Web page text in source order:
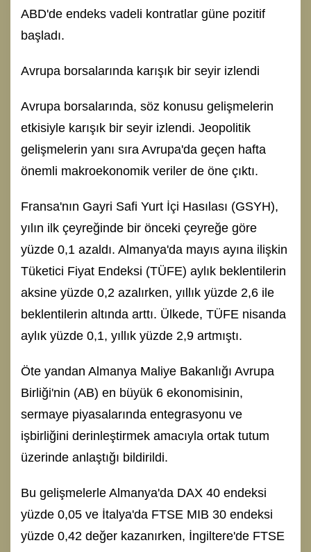
ABD'de endeks vadeli kontratlar güne pozitif
başladı.
Avrupa borsalarında karışık bir seyir izlendi
Avrupa borsalarında, söz konusu gelişmelerin
etkisiyle karışık bir seyir izlendi. Jeopolitik
gelişmelerin yanı sıra Avrupa'da geçen hafta
önemli makroekonomik veriler de öne çıktı.
Fransa'nın Gayri Safi Yurt İçi Hasılası (GSYH),
yılın ilk çeyreğinde bir önceki çeyreğe göre
yüzde 0,1 azaldı. Almanya'da mayıs ayına ilişkin
Tüketici Fiyat Endeksi (TÜFE) aylık beklentilerin
aksine yüzde 0,2 azalırken, yıllık yüzde 2,6 ile
beklentilerin altında arttı. Ülkede, TÜFE nisanda
aylık yüzde 0,1, yıllık yüzde 2,9 artmıştı.
Öte yandan Almanya Maliye Bakanlığı Avrupa
Birliği'nin (AB) en büyük 6 ekonomisinin,
sermaye piyasalarında entegrasyonu ve
işbirliğini derinleştirmek amacıyla ortak tutum
üzerinde anlaştığı bildirildi.
Bu gelişmelerle Almanya'da DAX 40 endeksi
yüzde 0,05 ve İtalya'da FTSE MIB 30 endeksi
yüzde 0,42 değer kazanırken, İngiltere'de FTSE